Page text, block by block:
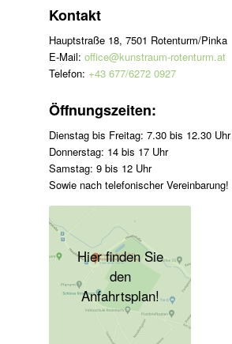
Kontakt
Hauptstraße 18, 7501 Rotenturm/Pinka
E-Mail:office@kunstraum-rotenturm.at
Telefon: +43 677/6272 0927
Öffnungszeiten:
Dienstag bis Freitag: 7.30 bis 12.30 Uhr
Donnerstag: 14 bis 17 Uhr
Samstag: 9 bis 12 Uhr
Sowie nach telefonischer Vereinbarung!
Hier finden Sie
den
Anfahrtsplan!